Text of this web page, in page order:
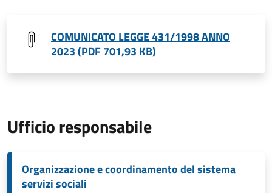
COMUNICATO LEGGE 431/1998 ANNO
2023 (PDF 701,93 KB)
Ufficio responsabile
Organizzazione e coordinamento del sistema
servizi sociali